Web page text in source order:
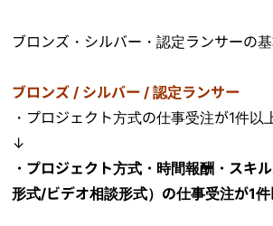
ブロンズ・シルバー・認定ランサーの基
ブロンズ / シルバー / 認定ランサー
・プロジェクト方式の仕事受注が1件以
↓
・プロジェクト方式・時間報酬・スキ
形式/ビデオ相談形式）の仕事受注が1件